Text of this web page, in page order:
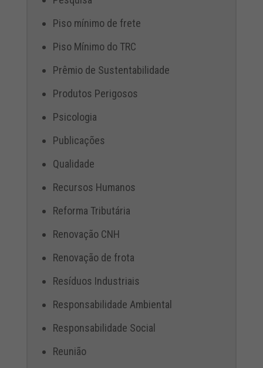
Piso mínimo de frete
Piso Mínimo do TRC
Prêmio de Sustentabilidade
Produtos Perigosos
Psicologia
Publicações
Qualidade
Recursos Humanos
Reforma Tributária
Renovação CNH
Renovação de frota
Resíduos Industriais
Responsabilidade Ambiental
Responsabilidade Social
Reunião